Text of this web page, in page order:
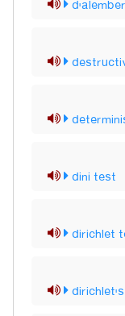
dini test
dirichlet